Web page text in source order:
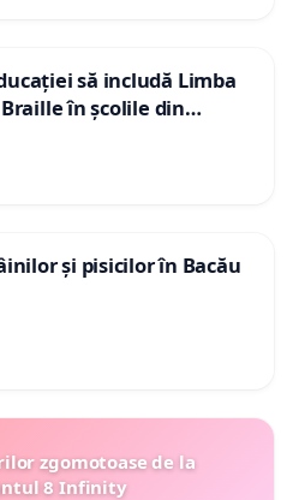
să includă Limba
în școlile din
și pisicilor în Bacău
zgomotoase de la
8 Infinity